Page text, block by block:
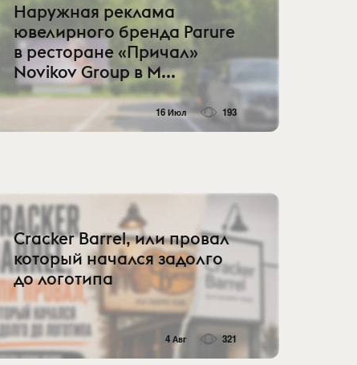
Наружная реклама
ювелирного бренда Parure
в ресторане «Причал»
Novikov Group в М...
16 Июл 193
Cracker Barrel, или провал
который начался задолго
до логотипа
4 Авг 321